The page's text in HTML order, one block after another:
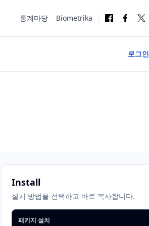
통계마당 Biometrika
로그인
Install
설치 방법을 선택하고 바로 복사합니다.
패키지 설치